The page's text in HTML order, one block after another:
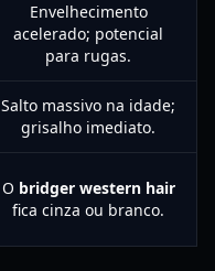
Envelhecimento
acelerado; potencial
para rugas.
Salto massivo na idade;
grisalho imediato.
O bridger western hair
fica cinza ou branco.